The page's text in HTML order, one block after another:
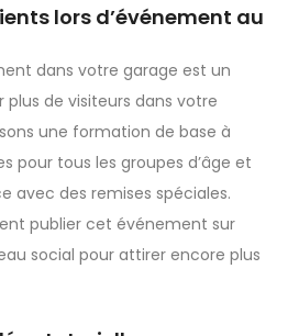
lors d’événement au
dans votre garage est un
de visiteurs dans votre
une formation de base à
pour tous les groupes d’âge et
avec des remises spéciales.
publier cet événement sur
social pour attirer encore plus